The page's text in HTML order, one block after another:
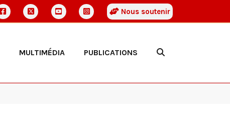
Nous soutenir
MULTIMÉDIA PUBLICATIONS